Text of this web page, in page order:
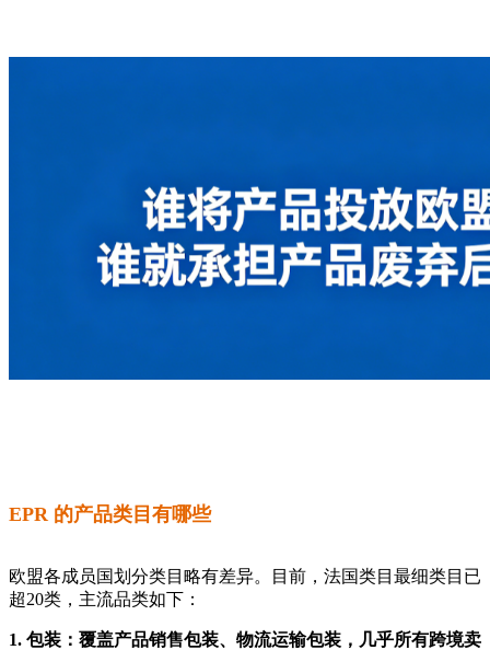
EPR 的产品类目有哪些
欧盟各成员国划分类目略有差异。目前，法国类目最细类目已
超20类，主流品类如下：
1. 包装：覆盖产品销售包装、物流运输包装，几乎所有跨境卖